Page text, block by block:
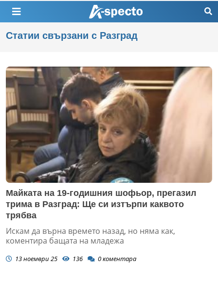
Статии свързани с Разград
Майката на 19-годишния шофьор, прегазил
трима в Разград: Ще си изтърпи каквото
трябва
Искам да върна времето назад, но няма как,
коментира бащата на младежа
13 ноември 25 136 0коментара